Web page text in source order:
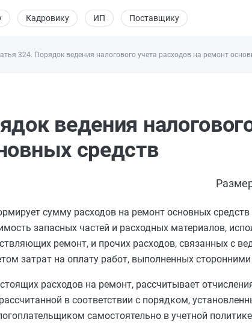
Кадровику ИП Поставщику
324. Порядок ведения налогового учета расходов на ремонт
ведения
средств
сумму расходов на ремонт основных средств
запасных частей и расходных материалов,
ремонт, и прочих расходов, связанных с
затрат на оплату работ, выполненных
расходов на ремонт, рассчитывает
в соответствии с порядком,
самостоятельно в учетной